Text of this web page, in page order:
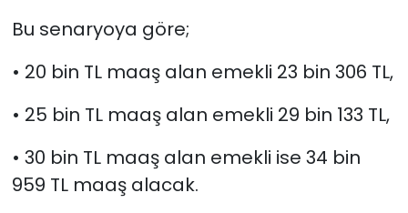
Bu senaryoya göre;
• 20 bin TL maaş alan emekli 23 bin 306 TL,
• 25 bin TL maaş alan emekli 29 bin 133 TL,
• 30 bin TL maaş alan emekli ise 34 bin
959 TL maaş alacak.